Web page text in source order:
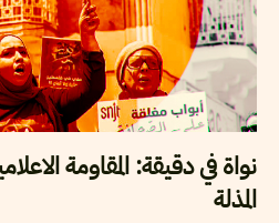
نواة في دقيقة: المقاومة
المذلة